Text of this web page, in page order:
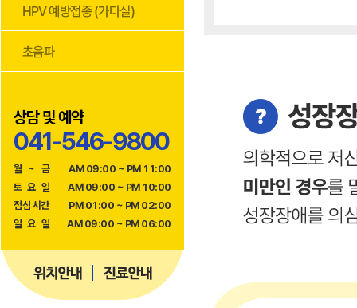
상담 및 예약
041-546-9800
월 ~ 금
AM 09:00 ~ PM 11:00
토 요 일
AM 09:00 ~ PM 10:00
점심시간
PM 01:00 ~ PM 02:00
일 요 일 AM 09:00 ~ PM 06:00